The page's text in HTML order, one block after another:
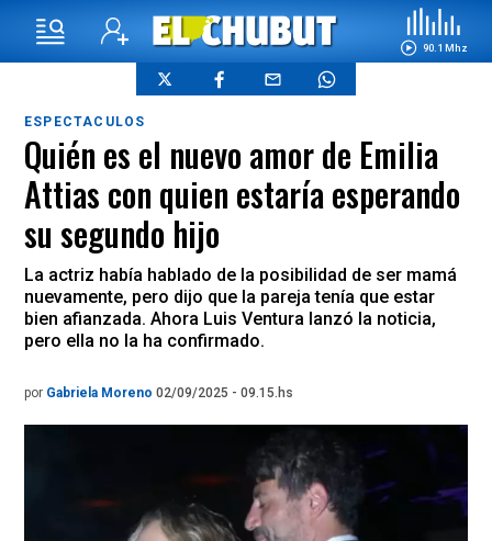
90.1 Mhz
ESPECTACULOS
Quién es el nuevo amor de Emilia
Attias con quien estaría esperando
su segundo hijo
La actriz había hablado de la posibilidad de ser mamá
nuevamente, pero dijo que la pareja tenía que estar
bien afianzada. Ahora Luis Ventura lanzó la noticia,
pero ella no la ha confirmado.
por Gabriela Moreno 02/09/2025 - 09.15.hs